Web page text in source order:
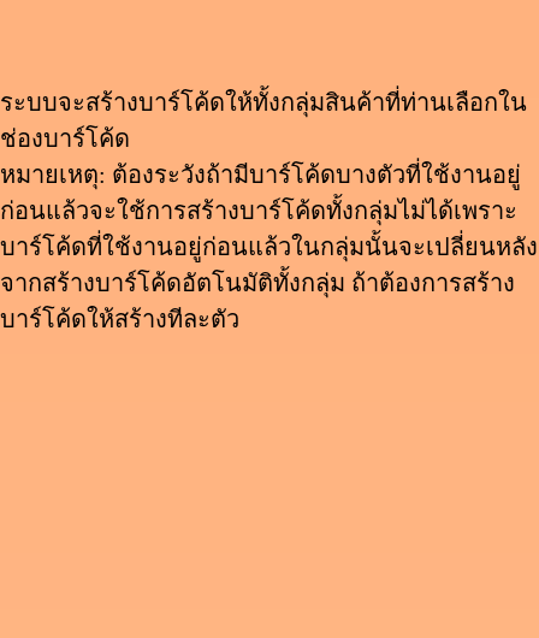
ระบบจะสร้างบาร์โค้ดให้ทั้งกลุ่มสินค้าที่ท่านเลือกใน
ช่องบาร์โค้ด
หมายเหตุ: ต้องระวังถ้ามีบาร์โค้ดบางตัวที่ใช้งานอยู่
ก่อนแล้วจะใช้การสร้างบาร์โค้ดทั้งกลุ่มไม่ได้เพราะ
บาร์โค้ดที่ใช้งานอยู่ก่อนแล้วในกลุ่มนั้นจะเปลี่ยนหลัง
จากสร้างบาร์โค้ดอัตโนมัติทั้งกลุ่ม ถ้าต้องการสร้าง
บาร์โค้ดให้สร้างทีละตัว